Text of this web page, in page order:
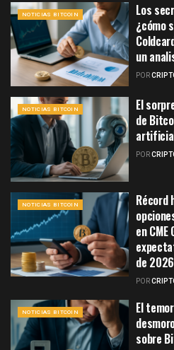
NOTICIAS BITCOIN
Los
¿cómo
un
POR
NOTICIAS BITCOIN
El
de
POR
NOTICIAS BITCOIN
en
de
POR
NOTICIAS BITCOIN
El
sobre